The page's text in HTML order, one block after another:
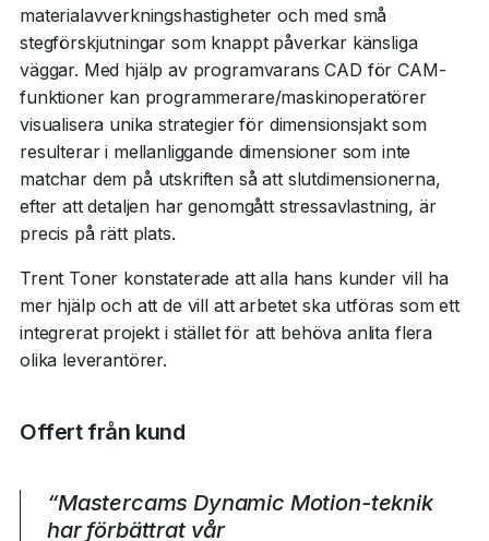
materialavverkningshastigheter och med små
stegförskjutningar som knappt påverkar känsliga
väggar. Med hjälp av programvarans CAD för CAM-
funktioner kan programmerare/maskinoperatörer
visualisera unika strategier för dimensionsjakt som
resulterar i mellanliggande dimensioner som inte
matchar dem på utskriften så att slutdimensionerna,
efter att detaljen har genomgått stressavlastning, är
precis på rätt plats.
Trent Toner konstaterade att alla hans kunder vill ha
mer hjälp och att de vill att arbetet ska utföras som ett
integrerat projekt i stället för att behöva anlita flera
olika leverantörer.
Offert från kund
“Mastercams Dynamic Motion-teknik
har förbättrat vår